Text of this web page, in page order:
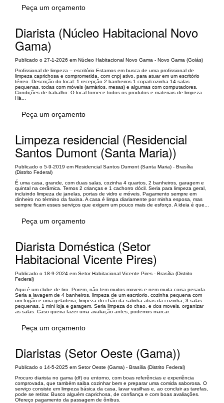
Peça um orçamento
Diarista (Núcleo Habitacional Novo
Gama)
Publicado o 27-1-2026 em Núcleo Habitacional Novo Gama - Novo Gama (Goiás)
Profissional de limpeza – escritório Estamos em busca de uma profissional de
limpeza caprichosa e comprometida, com cnpj ativo, para atuar em um escritório
térreo. Descrição do local: 1 recepção 2 banheiros 1 copa/cozinha 14 salas
pequenas, todas com móveis (armários, mesas) e algumas com computadores.
Condições de trabalho: O local fornece todos os produtos e materiais de limpeza
Há...
Peça um orçamento
Limpeza residencial (Residencial
Santos Dumont (Santa Maria))
Publicado o 5-9-2019 em Residencial Santos Dumont (Santa Maria) - Brasília
(Distrito Federal)
É uma casa, grande, com duas salas, cozinha 4 quartos, 2 banheiros, garagem e
quintal na cerâmica. Temos 2 crianças e 1 cachorro dócil. Seria para limpeza geral,
incluindo limpeza de janelas, portas de vidro e móveis. Pagamento sempre em
dinheiro no término da faxina. A casa é limpa diariamente por minha esposa, mas
sempre ficam esses serviços que exigem um pouco mais de esforço. A ideia é que...
Peça um orçamento
Diarista Doméstica (Setor
Habitacional Vicente Pires)
Publicado o 18-9-2024 em Setor Habitacional Vicente Pires - Brasília (Distrito
Federal)
Aqui é um clube de tiro. Porem, não tem muitos moveis e nem muita coisa pesada.
Seria a lavagem de 4 banheiros, limpeza de um escrtiorio, cozinha pequena com
um fogão e uma geladeira, limpeza do chão da salinha atras da cozinha, 3 salas
pequenas, 1 mini loja e garagem. Seria limpeza do chao, e dos moveis, organizar
as salas. Caso queira fazer uma avaliação antes, podemos marcar.
Peça um orçamento
Diaristas (Setor Oeste (Gama))
Publicado o 14-5-2025 em Setor Oeste (Gama) - Brasília (Distrito Federal)
Procuro diarista no gama (df) ou entorno, com boas referências e experiência
comprovada, que também saiba cozinhar bem e preparar uma comida saborosa. O
serviço consiste em limpeza básica da casa, lavar vasilhas e, ao concluir as tarefas,
pode se retirar. Busco alguém caprichosa, de confiança e com boas avaliações.
Ofereço pagamento da passagem de ônibus.